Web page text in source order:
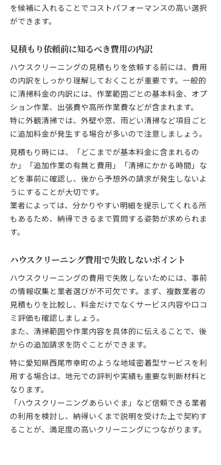
を候補に入れることでコストパフォーマンスの高い選択
ができます。
見積もり依頼前に知るべき費用の内訳
ハウスクリーニングの見積もりを依頼する前には、費用
の内訳をしっかり理解しておくことが重要です。一般的
に清掃料金の内訳には、作業範囲ごとの基本料金、オプ
ション作業、出張費や高所作業費などが含まれます。
特に外観清掃では、外壁や窓、雨どい清掃など項目ごと
に追加料金が発生する場合が多いので注意しましょう。
見積もり時には、「どこまでが基本料金に含まれるの
か」「追加作業の有無と費用」「清掃にかかる時間」な
どを事前に確認し、後から予想外の請求が発生しないよ
うにすることが大切です。
業者によっては、分かりやすい明細を提示してくれる所
もあるため、納得できるまで質問する姿勢が求められま
す。
ハウスクリーニング費用で失敗しないポイント
ハウスクリーニングの費用で失敗しないためには、事前
の情報収集と業者選びが不可欠です。まず、複数業者の
見積もりを比較し、料金だけでなくサービス内容や口コ
ミ評価も確認しましょう。
また、清掃範囲や作業内容を具体的に伝えることで、後
からの追加請求を防ぐことができます。
特に愛知県西尾市幸町のような地域密着型サービスを利
用する場合は、地元での評判や実績も重要な判断材料と
なります。
「ハウスクリーニングあらいぐま」など信頼できる業者
の利用を検討し、納得いくまで説明を受けた上で契約す
ることが、満足度の高いクリーニングにつながります。